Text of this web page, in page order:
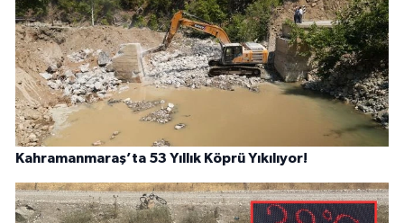
Kahramanmaraş’ta 53 Yıllık Köprü Yıkılıyor!